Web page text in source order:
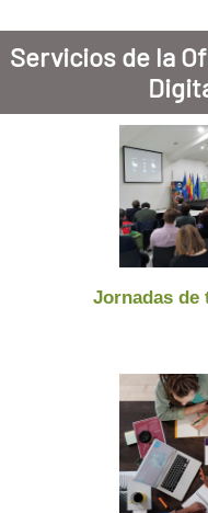
Servicios de la
Jornadas